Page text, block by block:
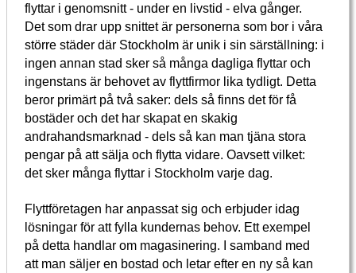
flyttar i genomsnitt - under en livstid - elva gånger.
Det som drar upp snittet är personerna som bor i våra
större städer där Stockholm är unik i sin särställning: i
ingen annan stad sker så många dagliga flyttar och
ingenstans är behovet av flyttfirmor lika tydligt. Detta
beror primärt på två saker: dels så finns det för få
bostäder och det har skapat en skakig
andrahandsmarknad - dels så kan man tjäna stora
pengar på att sälja och flytta vidare. Oavsett vilket:
det sker många flyttar i Stockholm varje dag.
Flyttföretagen har anpassat sig och erbjuder idag
lösningar för att fylla kundernas behov. Ett exempel
på detta handlar om magasinering. I samband med
att man säljer en bostad och letar efter en ny så kan